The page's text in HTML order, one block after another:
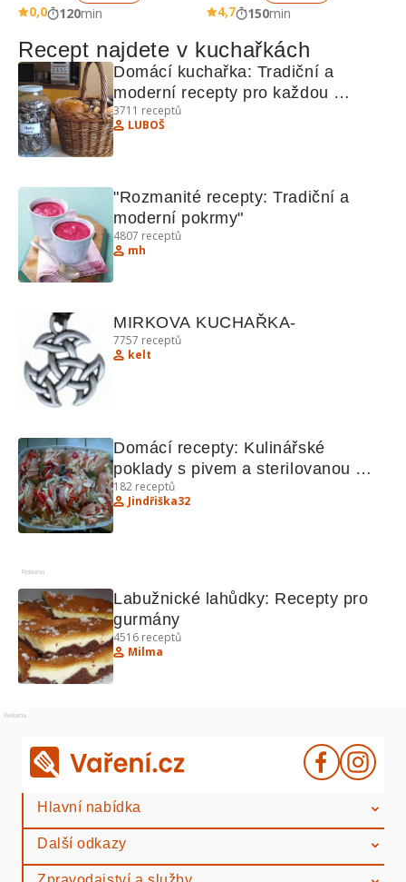
0,0 120min 4,7 150min
Recept najdete v kuchařkách
Domácí kuchařka: Tradiční a
moderní recepty pro každou
příležitost
3711 receptů
LUBOŠ
"Rozmanité recepty: Tradiční a
moderní pokrmy"
4807 receptů
mh
MIRKOVA KUCHAŘKA-
7757 receptů
kelt
Domácí recepty: Kulinářské
poklady s pivem a sterilovanou
zeleninou
182 receptů
Jindřiška32
Reklama
Labužnické lahůdky: Recepty pro
gurmány
4516 receptů
Milma
Reklama
Hlavní nabídka
Další odkazy